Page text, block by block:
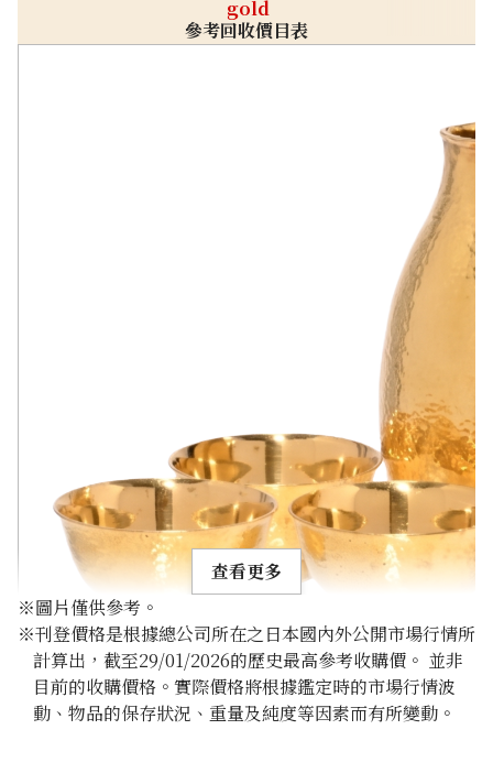
gold
參考回收價目表
24K gold (K24) sake set
查看更多
※圖片僅供參考。
※刊登價格是根據總公司所在之日本國內外公開市場行情所
計算出，截至29/01/2026的歷史最高參考收購價。 並非
目前的收購價格。實際價格將根據鑑定時的市場行情波
動、物品的保存狀況、重量及純度等因素而有所變動。